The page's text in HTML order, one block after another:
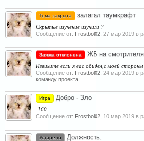
Тема закрыта залагал таумкрафт
Скрытые изучение изучили ?
Сообщение от: Frostbol02 27 мар 2019 в
Заявка отклонена ЖБ на смотрителя
Извините если я вас обидел,с моей стороны
Сообщение от: Frostbol02 24 мар 2019 в
команду проекта
Игра Добро - Зло
-160
Сообщение от: Frostbol02 10 мар 2019 в
Устарело Должность.